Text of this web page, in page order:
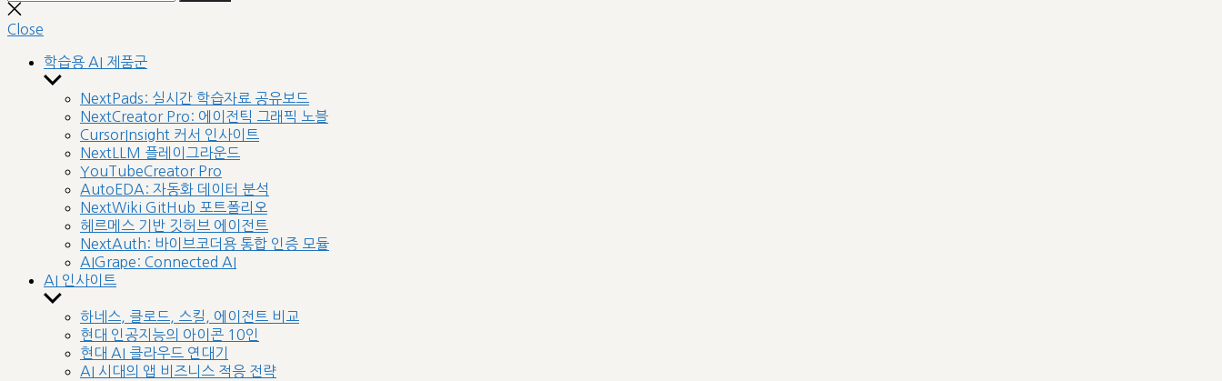
for:
Close
search
Close
학습용 AI 제품군
Show
sub
menu
NextPads: 실시간 학습자료 공유보드
NextCreator Pro: 에이전틱 그래픽 노블
CursorInsight 커서 인사이트
NextLLM 플레이그라운드
YouTubeCreator Pro
AutoEDA: 자동화 데이터 분석
NextWiki GitHub 포트폴리오
헤르메스 기반 깃허브 에이전트
NextAuth: 바이브코더용 통합 인증 모듈
AIGrape: Connected AI
AI 인사이트
Show
sub
menu
하네스, 클로드, 스킬, 에이전트 비교
현대 인공지능의 아이콘 10인
현대 AI 클라우드 연대기
AI 시대의 앱 비즈니스 적응 전략